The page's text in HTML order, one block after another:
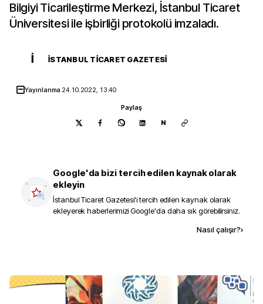
Bilgiyi Ticarileştirme Merkezi, İstanbul Ticaret
Üniversitesi ile işbirliği protokolü imzaladı.
İ İSTANBUL TICARET GAZETESI
Yayınlanma 24.10.2022, 13:40
Paylaş
N
Google'da bizi tercih edilen kaynak olarak
ekleyin
İstanbul Ticaret Gazetesi'i tercih edilen kaynak olarak
ekleyerek haberlerimizi Google'da daha sık görebilirsiniz.
Nasıl çalışır?›